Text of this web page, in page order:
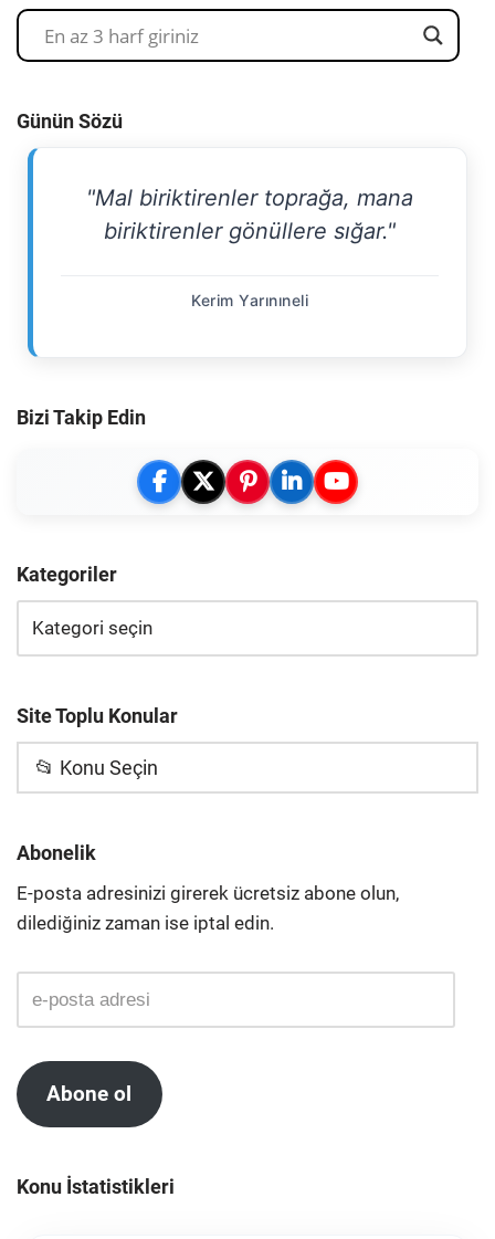
Günün Sözü
"Mal biriktirenler toprağa, mana
biriktirenler gönüllere sığar."
Kerim Yarınıneli
Bizi Takip Edin
Kategoriler
Site Toplu Konular
📂 Konu Seçin
Abonelik
E-posta adresinizi girerek ücretsiz abone olun,
dilediğiniz zaman ise iptal edin.
Abone ol
Konu İstatistikleri